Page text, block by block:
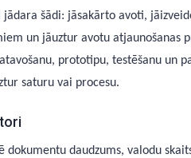
jādara šādi: jāsakārto avoti,
un jāuztur avotu atjaunošanas
prototipu, testēšanu un
saturu vai procesu.
dokumentu daudzums, valodu